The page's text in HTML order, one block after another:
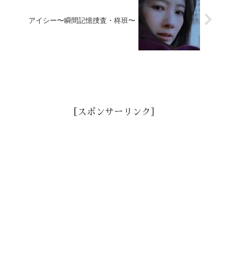
アイシー〜瞬間記憶捜査・柊班〜
［スポンサーリンク］